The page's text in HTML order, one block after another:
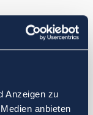
Anzeigen zu
anbieten